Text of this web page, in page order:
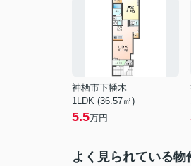
神栖市下幡木
1LDK (36.57㎡)
5.5万円
よく見られている物